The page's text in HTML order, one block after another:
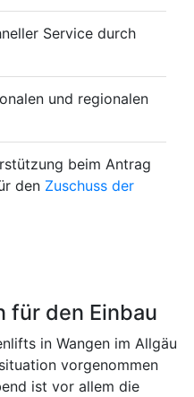
Service durch
und regionalen
beim Antrag
den Zuschuss der
für den Einbau
in Wangen im Allgäu
vorgenommen
ist vor allem die